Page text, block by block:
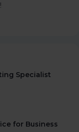
Specialist
for Business